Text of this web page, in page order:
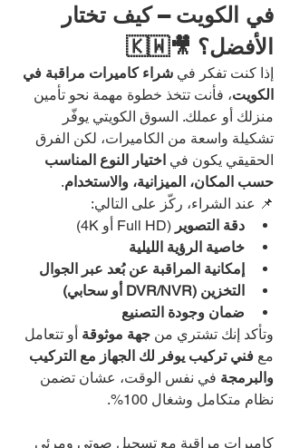
في الكويت – كيف تختار
الأفضل؟ 🎥🇰🇼
إذا كنت تفكر في شراء كاميرات مراقبة في
الكويت، فأنت تتخذ خطوة مهمة نحو تأمين
منزلك أو عملك. السوق الكويتي يوفّر
تشكيلة واسعة من الكاميرات، لكن الفرق
الحقيقي يكون في اختيار النوع المناسب
حسب المكان، الميزانية، والاستخدام.
📌 عند الشراء، ركّز على التالي:
دقة التصوير (Full HD أو 4K)
خاصية الرؤية الليلية
إمكانية المراقبة عن بُعد عبر الجوال
التخزين (DVR/NVR أو سحابي)
ضمان وجودة التصنيع
وتأكد إنك تشتري من جهة موثوقة أو تتعامل
مع فني تركيب يوفر لك الجهاز مع التركيب
والبرمجة في نفس الوقت، عشان تضمن
نظام متكامل وشغال 100%.
كاميرات مراقبة مع تسجيل صوتي ومرئي